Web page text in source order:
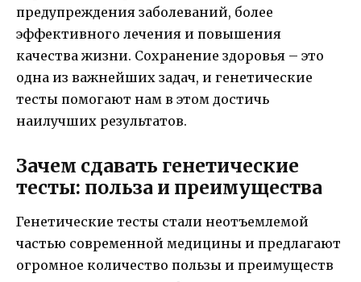
предупреждения заболеваний, более
эффективного лечения и повышения
качества жизни. Сохранение здоровья – это
одна из важнейших задач, и генетические
тесты помогают нам в этом достичь
наилучших результатов.
Зачем сдавать генетические
тесты: польза и преимущества
Генетические тесты стали неотъемлемой
частью современной медицины и предлагают
огромное количество пользы и преимуществ